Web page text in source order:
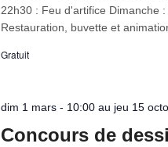
22h30 : Feu d'artifice Dimanche
Restauration, buvette et
Gratuit
dim 1 mars - 10:00 au jeu 15
Concours de